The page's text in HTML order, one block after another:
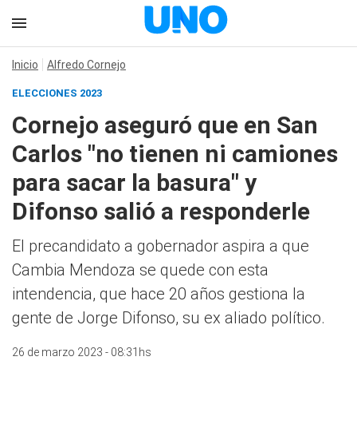
Inicio Alfredo Cornejo
ELECCIONES 2023
Cornejo aseguró que en San
Carlos "no tienen ni camiones
para sacar la basura" y
Difonso salió a responderle
El precandidato a gobernador aspira a que
Cambia Mendoza se quede con esta
intendencia, que hace 20 años gestiona la
gente de Jorge Difonso, su ex aliado político.
26 de marzo 2023 - 08:31hs